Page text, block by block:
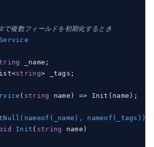
複数フィールドを初期化するとき
Service
_name;
string> _tags;
( string name ) => Init(name);
nameof(_tags))
Init ( string name )